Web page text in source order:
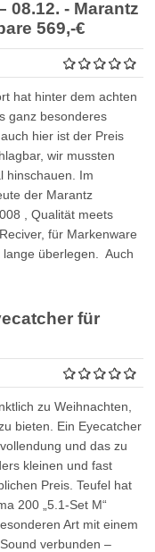
08.12. - Marantz
569,-€
hat hinter dem achten
ganz besonderes
hier ist der Preis
wir mussten
hinschauen. Im
der Marantz
, Qualität meets
für Markenware
überlegen. Auch
für
zu Weihnachten,
bieten. Ein Eyecatcher
und das zu
kleinen und fast
Preis. Teufel hat
200 „5.1-Set M“
Art mit einem
verbunden –